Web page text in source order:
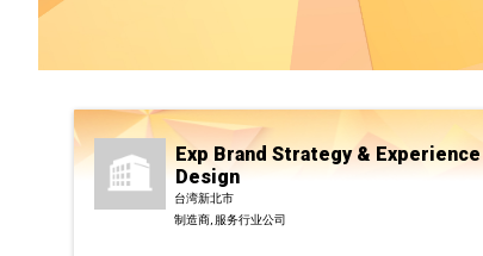
Exp Brand Strategy & Experience
Design
台湾新北市
制造商, 服务行业公司